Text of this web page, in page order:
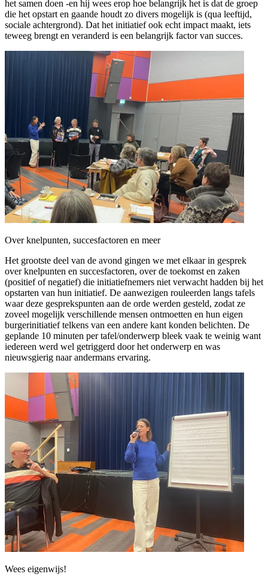
het samen doen -en hij wees erop hoe belangrijk het is dat de groep
die het opstart en gaande houdt zo divers mogelijk is (qua leeftijd,
sociale achtergrond). Dat het initiatief ook echt impact maakt, iets
teweeg brengt en veranderd is een belangrijk factor van succes.
Over knelpunten, succesfactoren en meer
Het grootste deel van de avond gingen we met elkaar in gesprek
over knelpunten en succesfactoren, over de toekomst en zaken
(positief of negatief) die initiatiefnemers niet verwacht hadden bij het
opstarten van hun initiatief. De aanwezigen rouleerden langs tafels
waar deze gesprekspunten aan de orde werden gesteld, zodat ze
zoveel mogelijk verschillende mensen ontmoetten en hun eigen
burgerinitiatief telkens van een andere kant konden belichten. De
geplande 10 minuten per tafel/onderwerp bleek vaak te weinig want
iedereen werd wel getriggerd door het onderwerp en was
nieuwsgierig naar andermans ervaring.
Wees eigenwijs!